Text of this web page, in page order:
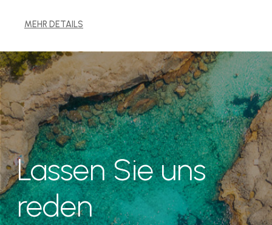
MEHR DETAILS
Lassen Sie uns
reden